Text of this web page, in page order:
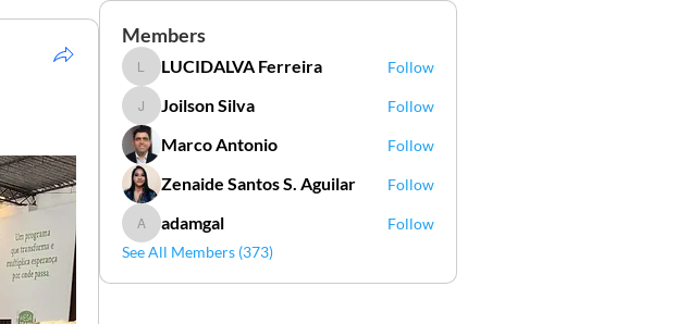
Members
LUCIDALVA Ferreira
LUCIDALVA Ferreira Follow
Joilson Silva
Joilson Silva Follow
Marco Antonio Follow
Zenaide Santos S. Aguilar Follow
adamgal
adamgal
Follow
See All Members (373)